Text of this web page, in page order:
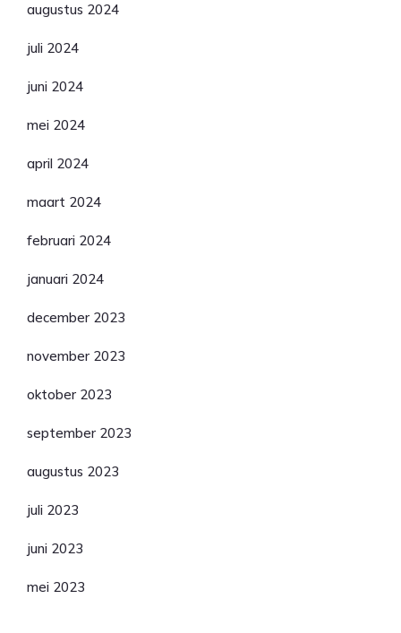
augustus 2024
juli 2024
juni 2024
mei 2024
april 2024
maart 2024
februari 2024
januari 2024
december 2023
november 2023
oktober 2023
september 2023
augustus 2023
juli 2023
juni 2023
mei 2023